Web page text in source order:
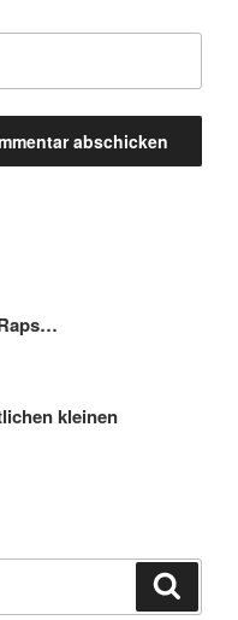
kleinen